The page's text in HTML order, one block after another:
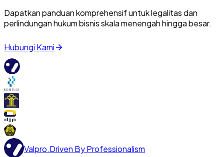
Dapatkan panduan komprehensif untuk legalitas dan
perlindungan hukum bisnis skala menengah hingga besar.
Hubungi Kami
Valpro.Driven By Professionalism